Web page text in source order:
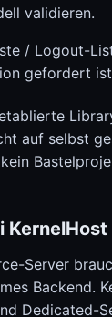
validieren.
/ Logout-
gefordert
auf selbst
Server
Backend.
Dedicated-